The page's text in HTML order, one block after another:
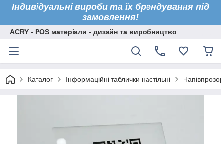
Індивідуальні вироби та їх брендування під
замовлення!
ACRY - POS матеріали - дизайн та виробництво
Каталог Інформаційні таблички настільні